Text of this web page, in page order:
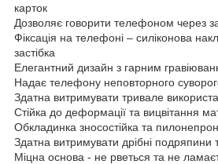
карток
Дозволяє говорити телефоном через
Фіксація на телефоні – силіконова
застібка
Елегантний дизайн з гарним
Надає телефону неповторного
Здатна витримувати тривале
Стійка до деформації та вицвітання
Обкладинка зносостійка та
Здатна витримувати дрібні подряпини
Міцна основа - не рветься та не